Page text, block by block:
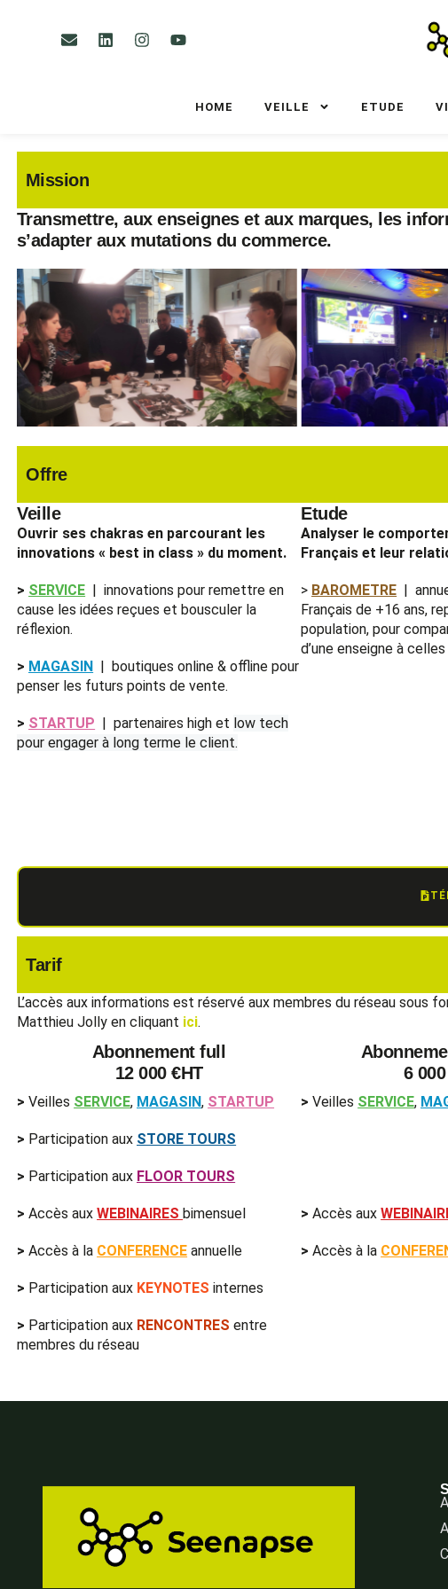
HOME VEILLE ETUDE
Mission
Transmettre, aux enseignes et aux marques, les
s’adapter aux mutations du commerce.
Offre
Veille
Etude
Ouvrir ses chakras en parcourant les
innovations « best in class » du moment.
> SERVICE | innovations pour remettre en
cause les idées reçues et bousculer la
réflexion.
> MAGASIN | boutiques online & offline pour
penser les futurs points de vente.
> STARTUP | partenaires high et low tech
pour engager à long terme le client.
Analyser le
Français et leur
> BAROMETRE |
Français de +16 ans,
population, pour
d’une enseigne à
Tarif
L’accès aux informations est réservé aux membres du réseau sous
Matthieu Jolly en cliquant ici.
Abonnement full
12 000 €HT
6
> Veilles SERVICE, MAGASIN, STARTUP
> Participation aux STORE TOURS
> Participation aux FLOOR TOURS
> Accès auxWEBINAIRESbimensuel
> Accès à la CONFERENCE annuelle
> Participation aux KEYNOTES internes
> Participation aux RENCONTRES entre
membres du réseau
> Veilles SERVICE,
> Accès aux
> Accès à la